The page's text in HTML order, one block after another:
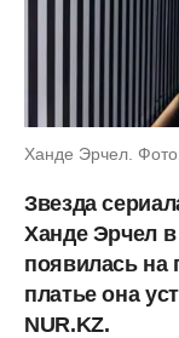
Ханде Эрчел.
Звезда
Ханде Эрчел
появилась на
платье она
NUR.KZ.